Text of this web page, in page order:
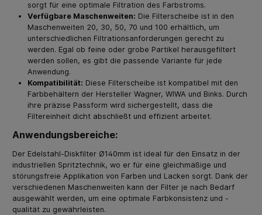
sorgt für eine optimale Filtration des Farbstroms.
Verfügbare Maschenweiten: Die Filterscheibe ist in den
Maschenweiten 20, 30, 50, 70 und 100 erhältlich, um
unterschiedlichen Filtrationsanforderungen gerecht zu
werden. Egal ob feine oder grobe Partikel herausgefiltert
werden sollen, es gibt die passende Variante für jede
Anwendung.
Kompatibilität: Diese Filterscheibe ist kompatibel mit den
Farbbehältern der Hersteller Wagner, WIWA und Binks. Durch
ihre präzise Passform wird sichergestellt, dass die
Filtereinheit dicht abschließt und effizient arbeitet.
Anwendungsbereiche:
Der Edelstahl-Diskfilter Ø140mm ist ideal für den Einsatz in der
industriellen Spritztechnik, wo er für eine gleichmäßige und
störungsfreie Applikation von Farben und Lacken sorgt. Dank der
verschiedenen Maschenweiten kann der Filter je nach Bedarf
ausgewählt werden, um eine optimale Farbkonsistenz und -
qualität zu gewährleisten.